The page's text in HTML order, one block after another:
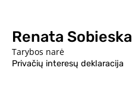
Renata Sobieska
Tarybos narė
Privačių interesų deklaracija